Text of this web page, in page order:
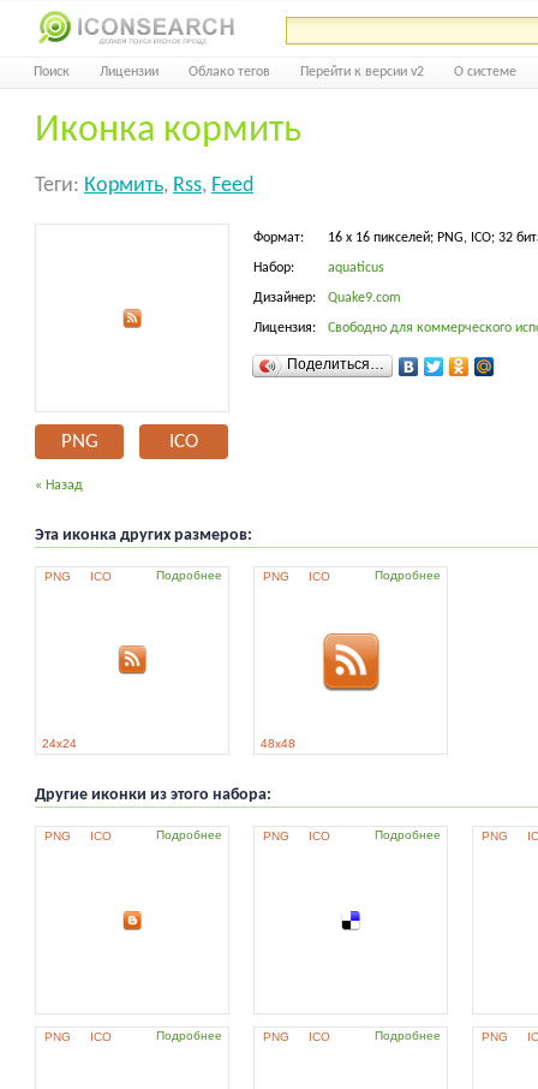
Поиск Лицензии Облако тегов Перейти к версии v2 О системе
Иконка кормить
Теги: Кормить, Rss, Feed
PNG ICO
Формат: 16 x 16 пикселей; PNG, ICO; 32
Набор: aquaticus
Дизайнер: Quake9.com
Лицензия: Свободно для коммерческого
Поделиться…
« Назад
Эта иконка других размеров:
PNG ICO Подробнее
24x24
PNG ICO Подробнее
48x48
Другие иконки из этого набора:
PNG ICO Подробнее PNG ICO Подробнее PNG
PNG ICO Подробнее PNG ICO Подробнее PNG